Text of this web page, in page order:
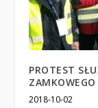
PROTEST
2018-10-02